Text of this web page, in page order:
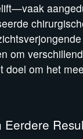
om
doel om het
Eerdere